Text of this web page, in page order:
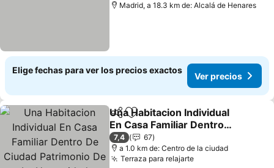
Madrid, a 18.3 km de: Alcalá de Henares
Elige fechas para ver los precios exactos
Ver precios
CompartirAgregar a favoritos
Una Habitacion Individual
En Casa Familiar Dentro
De Ciudad Patrimonio De
La Humanidad
7,4
67
a 1.0 km de: Centro de la ciudad
Terraza para relajarte